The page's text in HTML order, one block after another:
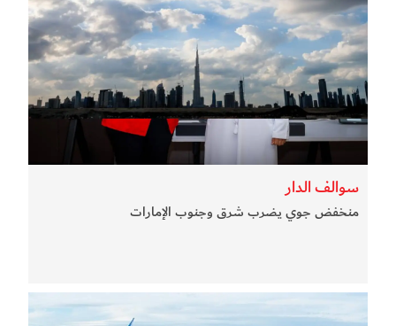
سوالف الدار
منخفض جوي يضرب شرق وجنوب الإمارات